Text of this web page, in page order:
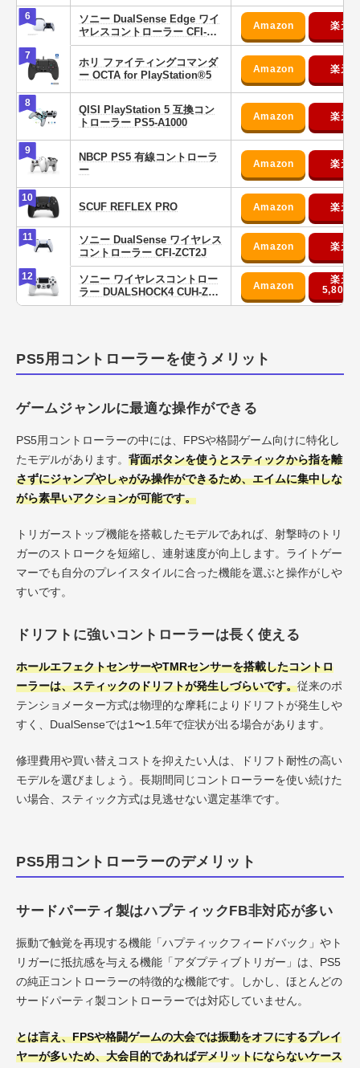
スタンド
SSD・HDD
その他
6
ソニー DualSense Edge ワイ
ヤレスコントローラー CFI-ZC
P1J
7
ホリ ファイティングコマンダ
ー OCTA for PlayStation®5
8
QISI PlayStation 5 互換コン
トローラー PS5-A1000
9
NBCP PS5 有線コントローラ
ー
10
SCUF REFLEX PRO
11
ソニー DualSense ワイヤレス
コントローラー CFI-ZCT2J
12
ソニー ワイヤレスコントロー
ラー DUALSHOCK4 CUH-ZCT
2J13
5,808円
PS5用コントローラーを使うメリット
ゲームジャンルに最適な操作ができる
PS5用コントローラーの中には、FPSや格闘ゲーム向けに特化し
たモデルがあります。 背面ボタンを使うとスティックから指を離
さずにジャンプやしゃがみ操作ができるため、エイムに集中しな
がら素早いアクションが可能です。
トリガーストップ機能を搭載したモデルであれば、射撃時のトリ
ガーのストロークを短縮し、連射速度が向上します。ライトゲー
マーでも自分のプレイスタイルに合った機能を選ぶと操作がしや
すいです。
ドリフトに強いコントローラーは長く使える
ホールエフェクトセンサーやTMRセンサーを搭載したコントロ
ーラーは、スティックのドリフトが発生しづらいです。従来のポ
テンショメーター方式は物理的な摩耗によりドリフトが発生しや
すく、DualSenseでは1〜1.5年で症状が出る場合があります。
修理費用や買い替えコストを抑えたい人は、ドリフト耐性の高い
モデルを選びましょう。長期間同じコントローラーを使い続けた
い場合、スティック方式は見逃せない選定基準です。
PS5用コントローラーのデメリット
サードパーティ製はハプティックFB非対応が多い
振動で触覚を再現する機能「ハプティックフィードバック」やト
リガーに抵抗感を与える機能「アダプティブトリガー」は、PS5
の純正コントローラーの特徴的な機能です。しかし、ほとんどの
サードパーティ製コントローラーでは対応していません。
とは言え、FPSや格闘ゲームの大会では振動をオフにするプレイ
ヤーが多いため、大会目的であればデメリットにならないケース